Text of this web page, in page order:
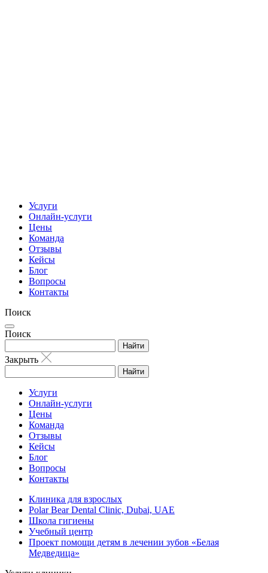
Услуги
Онлайн-услуги
Цены
Команда
Отзывы
Кейсы
Блог
Вопросы
Контакты
Поиск
Поиск
Найти
Закрыть
Найти
Услуги
Онлайн-услуги
Цены
Команда
Отзывы
Кейсы
Блог
Вопросы
Контакты
Клиника для взрослых
Polar Bear Dental Clinic, Dubai, UAE
Школа гигиены
Учебный центр
Проект помощи детям в лечении зубов «Белая
Медведица»